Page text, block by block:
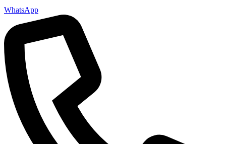
WhatsApp